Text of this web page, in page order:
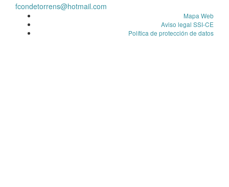
fcondetorrens@hotmail.com
Mapa Web
Aviso legal SSI-CE
Política de protección de datos